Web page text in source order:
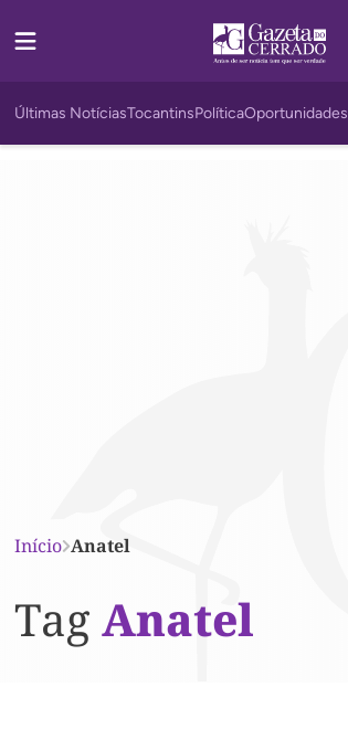
Últimas NotíciasTocantinsPolíticaOportunidades
Início Anatel
Tag Anatel